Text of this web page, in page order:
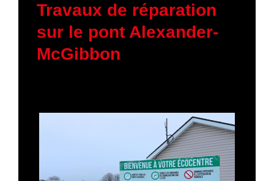
Travaux de réparation
sur le pont Alexander-
McGibbon